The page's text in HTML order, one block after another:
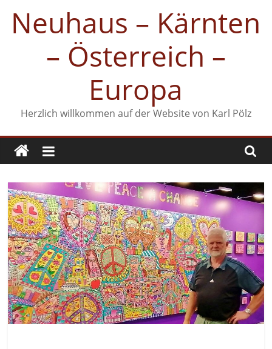
Inhalt
springen
Neuhaus – Kärnten
– Österreich –
Europa
Herzlich willkommen auf der Website von Karl Pölz